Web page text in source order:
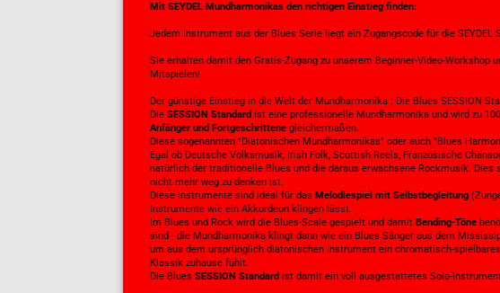
Mit SEYDEL Mundharmonikas den richtigen Einstieg finden:
Jedem Instrument aus der Blues Serie liegt ein Zugangscode für die SEYDEL
Sie erhalten damit den Gratis-Zugang zu unserem Beginner-Video-Workshop
Mitspielen!
Der günstige Einstieg in die Welt der Mundharmonika : Die Blues SESSION
Die SESSION Standard ist eine professionelle Mundharmonika und wird zu
Anfänger und Fortgeschrittene gleichermaßen.
Diese sogenannten "Diatonischen Mundharmonikas" oder auch "Blues
Egal ob Deutsche Volksmusik, Irish Folk, Scottish Reels, Französische
natürlich der traditionelle Blues und die daraus erwachsene Rockmusik. Dies
nicht mehr weg zu denken ist.
Diese Instrumente sind ideal für das Melodiespiel mit Selbstbegleitung
Instrumente wie ein Akkordeon klingen lässt.
Im Blues und Rock wird die Blues-Scale gespielt und damit Bending-Töne
sind - die Mundharmonika klingt dann wie ein Blues Sänger aus dem
um aus dem ursprünglich diatonischen Instrument ein chromatisch-
Klassik zuhause fühlt.
Die Blues SESSION Standard ist damit ein voll ausgestattetes Solo-